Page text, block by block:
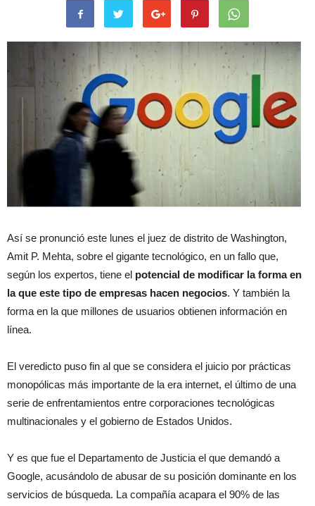
Así se pronunció este lunes el juez de distrito de Washington,
Amit P. Mehta, sobre el gigante tecnológico, en un fallo que,
según los expertos, tiene el potencial de modificar la forma en
la que este tipo de empresas hacen negocios. Y también la
forma en la que millones de usuarios obtienen información en
línea.
El veredicto puso fin al que se considera el juicio por prácticas
monopólicas más importante de la era internet, el último de una
serie de enfrentamientos entre corporaciones tecnológicas
multinacionales y el gobierno de Estados Unidos.
Y es que fue el Departamento de Justicia el que demandó a
Google, acusándolo de abusar de su posición dominante en los
servicios de búsqueda. La compañía acapara el 90% de las